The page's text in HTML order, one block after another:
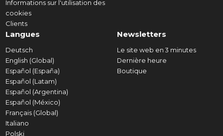
Informations sur l'utilisation des
cookies
Clients
Langues
Deutsch
English (Global)
Español (España)
Español (Latam)
Español (Argentina)
Español (México)
Français (Global)
Italiano
Polski
Newsletters
Le site web en 3 minutes
Dernière heure
Boutique